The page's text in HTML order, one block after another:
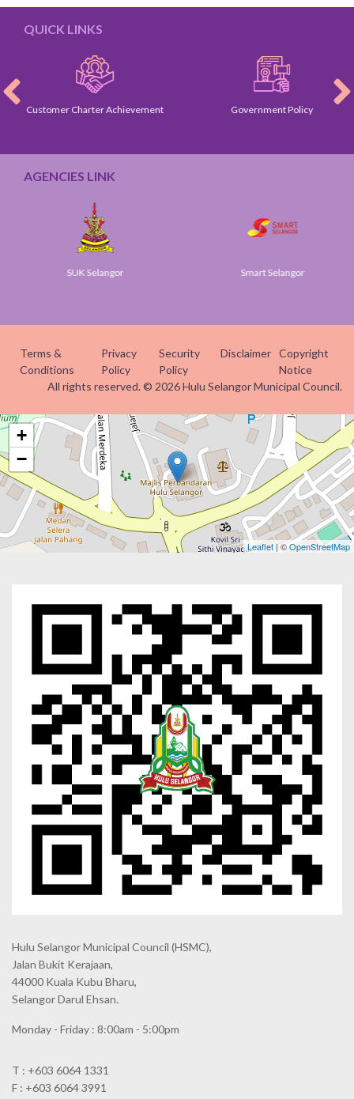
QUICK LINKS
Customer Charter Achievement Government Policy
AGENCIES LINK
SUK Selangor Smart Selangor
Terms &
Conditions
Privacy
Policy
Security
Policy
Disclaimer Copyright
Notice
All rights reserved. © 2026 Hulu Selangor Municipal Council.
+
−
Leaflet | ©OpenStreetMap
Hulu Selangor Municipal Council (HSMC),
Jalan Bukit Kerajaan,
44000 Kuala Kubu Bharu,
Selangor Darul Ehsan.
Monday - Friday : 8:00am - 5:00pm
T : +603 6064 1331
F : +603 6064 3991